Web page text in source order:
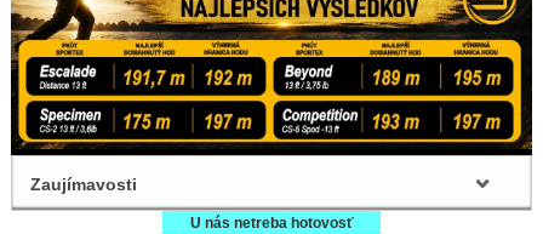
Zaujímavosti
U nás netreba hotovosť